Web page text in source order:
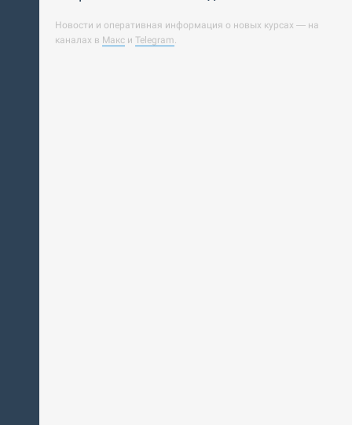
Новости и оперативная информация о новых курсах — на
каналах в Макс и Telegram.